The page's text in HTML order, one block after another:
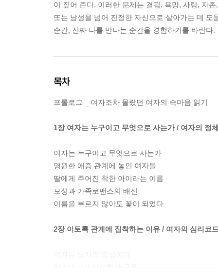
이 짚어 준다. 이러한 문제는 결핍, 욕망, 사랑, 자
또는 남성을 넘어 진정한 자신으로 살아가는 데
순간, 진짜 나를 만나는 순간을 경험하기를 바란다.
목차
프롤로그 _ 여자조차 몰랐던 여자의 속마음 읽기
1장 여자는 누구이고 무엇으로 사는가 / 여자의 정
여자는 누구이고 무엇으로 사는가
영원한 애증 관계에 놓인 여자들
딸에게 주어진 착한 아이라는 이름
모성과 가족로맨스의 배신
이름을 부르지 않아도 꽃이 되었다
2장 이토록 관계에 집착하는 이유 / 여자의 심리코
히스테리의 다양한 얼굴들